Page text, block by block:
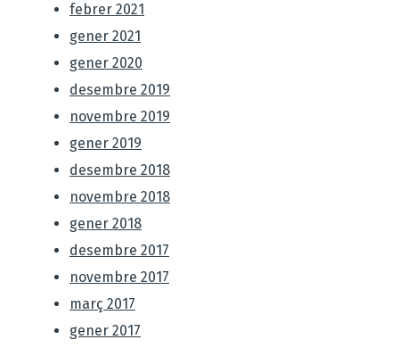
febrer 2021
gener 2021
gener 2020
desembre 2019
novembre 2019
gener 2019
desembre 2018
novembre 2018
gener 2018
desembre 2017
novembre 2017
març 2017
gener 2017